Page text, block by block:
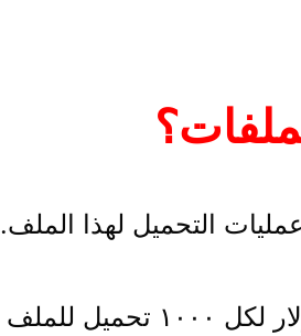
التحميل لهذا الملف.